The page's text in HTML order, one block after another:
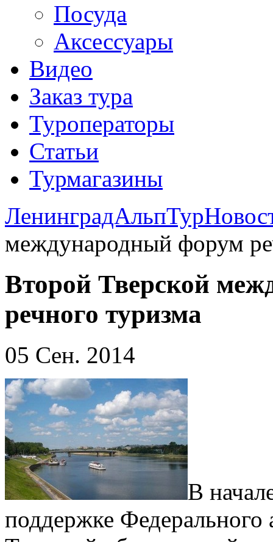
Посуда
Аксессуары
Видео
Заказ тура
Туроператоры
Статьи
Турмагазины
ЛенинградАльпТур
международный форум
Второй Тверской
речного туризма
05 Сен. 2014
В
поддержке Федерального